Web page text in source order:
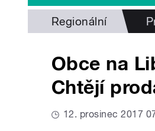
Regionální
Obce na
Chtějí
12. prosinec 2017